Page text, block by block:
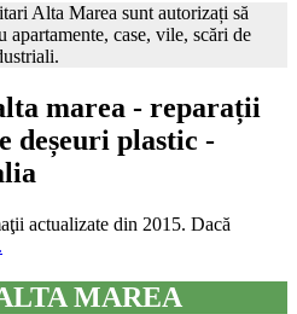
Alta Marea sunt autorizați să
apartamente, case, vile, scări de
marea - reparații
deșeuri plastic -
actualizate din 2015. Dacă
MAREA